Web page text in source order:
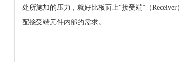
处所施加的压力，就好比板面上“接受端”（
配接受端元件内部的需求。